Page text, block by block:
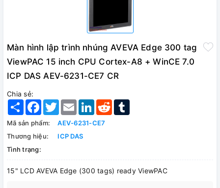
Màn hình lập trình nhúng AVEVA Edge 300 tag
ViewPAC 15 inch CPU Cortex-A8 + WinCE 7.0
ICP DAS AEV-6231-CE7 CR
Chia sẻ:
Share Facebook
TwitterEmail LinkedInReddit
Mã sản phẩm:
AEV-6231-CE7
Thương hiệu:
ICP DAS
Tình trạng:
15" LCD AVEVA Edge (300 tags) ready ViewPAC